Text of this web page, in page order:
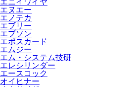
エニイワイヤ
エヌエー
エノテカ
エブリー
エプソン
エポスカード
エムジー
エム・システム技研
エレシリンダー
エースコック
オイヒナー